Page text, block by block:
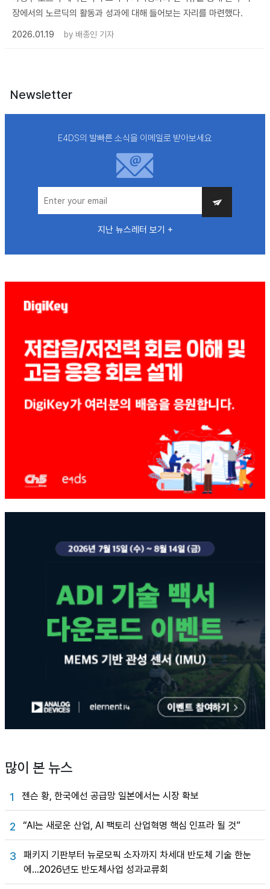
장에서의 노르딕의 활동과 성과에 대해 들어보는 자리를 마련했다.
2026.01.19
by 배종인 기자
Newsletter
E4DS의 발빠른 소식을 이메일로 받아보세요
지난 뉴스레터 보기 +
많이 본 뉴스
1 젠슨 황, 한국에선 공급망 일본에서는 시장 확보
2 “AI는 새로운 산업, AI 팩토리 산업혁명 핵심 인프라 될 것”
3
패키지 기판부터 뉴로모픽 소자까지 차세대 반도체 기술 한눈
에…2026년도 반도체사업 성과교류회